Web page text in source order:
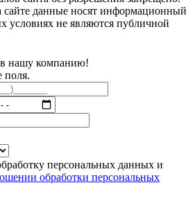
сайте данные носят информационный
условиях не являются публичной
нашу компанию!
поля.
персональных данных и
обработки персональных